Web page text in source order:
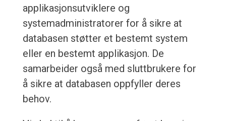
applikasjonsutviklere og
systemadministratorer for å sikre at
databasen støtter et bestemt system
eller en bestemt applikasjon. De
samarbeider også med sluttbrukere for
å sikre at databasen oppfyller deres
behov.